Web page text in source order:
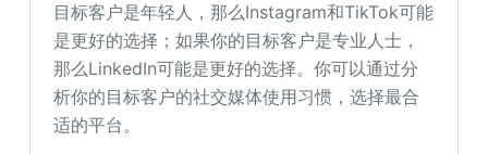
目标客户是年轻人，那么Instagram和TikTok可能
是更好的选择；如果你的目标客户是专业人士，
那么LinkedIn可能是更好的选择。你可以通过分
析你的目标客户的社交媒体使用习惯，选择最合
适的平台。